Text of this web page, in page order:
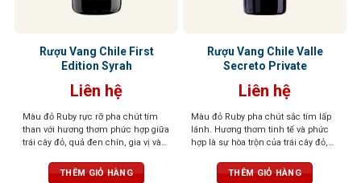
Rượu Vang Chile First
Edition Syrah
Liên hệ
Màu đỏ Ruby rực rỡ pha chút tím
than với hương thơm phức hợp giữa
trái cây đỏ, quả đen chín, gia vị và
với cấu trúc đậm đà và lưu lại dài
lâu trên vòm miệng, kết hợp hoàn
THÊM GIỎ HÀNG
Rượu Vang Chile Valle
Secreto Private
Liên hệ
Màu đỏ Ruby pha chút sắc tím lấp
lánh. Hương thơm tinh tế và phức
hợp là sự hòa trộn của trái cây đỏ,
hài hòa, tannin thanh lịch, dư vị bền
bỉ, chắc chắn
THÊM GIỎ HÀNG